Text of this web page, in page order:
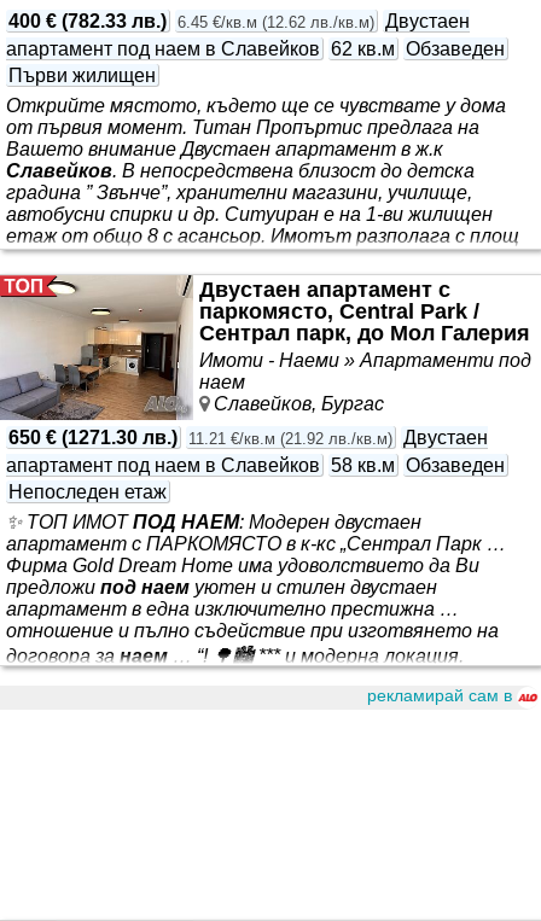
400 € (782.33 лв.) 6.45 €/кв.м (12.62 лв./кв.м) Двустаен
апартамент под наем в Славейков 62 кв.м Обзаведен
Първи жилищен
Открийте мястото, където ще се чувствате у дома
от първия момент. Титан Пропъртис предлага на
Вашето внимание Двустаен апартамент в ж.к
Славейков. В непосредствена близост до детска
градина ” Звънче”, хранителни магазини, училище,
автобусни спирки и др. Ситуиран е на 1-ви жилищен
етаж от общо 8 с асансьор. Имотът разполага с площ
от 62 кв.м с функционално разпределение, включващо:
входно антре, хол, спалня, кухня, баня с тоалетна, 2
тераси, мокро помещение Жилището е напълно
обзаведено и оборудвано с висок клас мебели и уреди,
осигуряващи удобство, уют и съвременен стил.
Двустаен апартамент с
паркомясто, Central Park /
Сентрал парк, до Мол Галерия
Имоти - Наеми » Апартаменти под
наем
Славейков, Бургас
650 € (1271.30 лв.) 11.21 €/кв.м (21.92 лв./кв.м) Двустаен
апартамент под наем в Славейков 58 кв.м Обзаведен
Непоследен етаж
✨ ТОП ИМОТПОД НАЕМ: Модерен двустаен
апартамент с ПАРКОМЯСТО в к-кс „Сентрал Парк …
Фирма Gold Dream Home има удоволствието да Ви
предложи под наем уютен и стилен двустаен
апартамент в една изключително престижна …
отношение и пълно съдействие при изготвянето на
договора за наем … “! 🌳🏙️ *** и модерна локация.
Жилището се намира в нова сграда с луксозни общи
части и предлага пълен комфорт, готов за незабавно
рекламирай сам в